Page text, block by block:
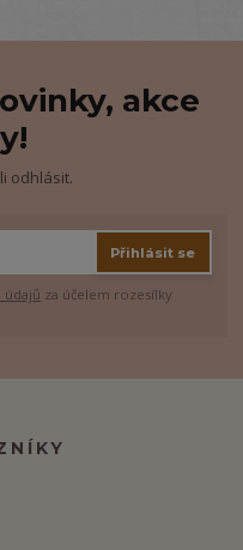
akce
odhlásit.
Přihlásit se
údajů za účelem rozesílky